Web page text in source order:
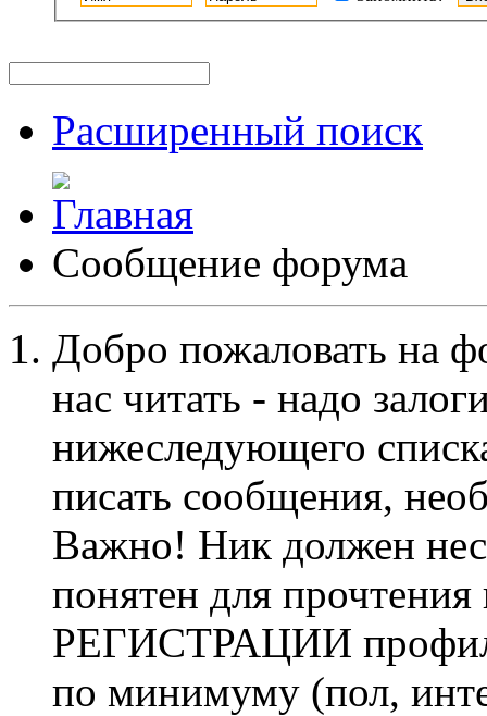
Расширенный поиск
Сообщение форума
Добро пожаловать на
нас читать - надо
нижеследующего
писать сообщения,
Важно! Ник должен
понятен для
РЕГИСТРАЦИИ профиль
по минимуму (пол,